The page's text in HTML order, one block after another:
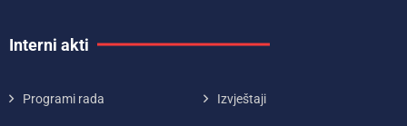
Interni akti
Programi rada Izvještaji